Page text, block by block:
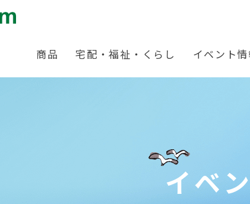
商品 宅配・福祉・くらし イベント情
イベ